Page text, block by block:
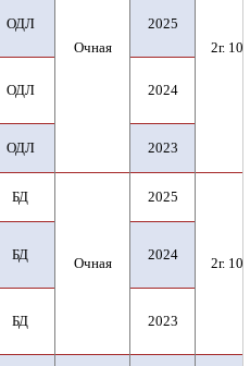
Очная 2г.
ОДЛ 2025
ОДЛ 2024
ОДЛ 2023
БД
Очная
2025
2г.
БД 2024
БД 2023